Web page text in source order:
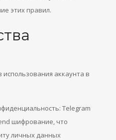
этих правил.
аккаунта в
Telegram
шифрование, что
личных данных